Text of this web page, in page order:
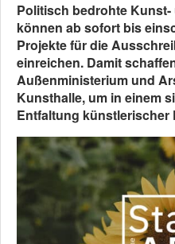
Politisch bedrohte
können ab sofort bis
Projekte für die
einreichen. Damit
Außenministerium und
Kunsthalle, um in einem
Entfaltung künstlerischer